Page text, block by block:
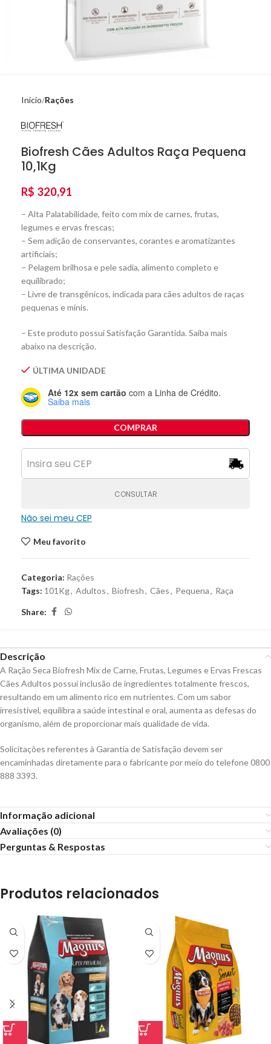
Início Rações
Biofresh Cães Adultos Raça Pequena
10,1Kg
R$ 320,91
– Alta Palatabilidade, feito com mix de carnes, frutas,
legumes e ervas frescas;
– Sem adição de conservantes, corantes e aromatizantes
artificiais;
– Pelagem brilhosa e pele sadia, alimento completo e
equilibrado;
– Livre de transgênicos, indicada para cães adultos de raças
pequenas e minis.
– Este produto possui Satisfação Garantida. Saiba mais
abaixo na descrição.
ÚLTIMA UNIDADE
Até 12x sem cartão com a Linha de Crédito.
Saiba mais
COMPRAR
CONSULTAR
Não sei meu CEP
Meu favorito
Categoria: Rações
Tags: 101Kg, Adultos, Biofresh, Cães, Pequena, Raça
Share:
Descrição
A Ração Seca Biofresh Mix de Carne, Frutas, Legumes e Ervas Frescas
Cães Adultos possui inclusão de ingredientes totalmente frescos,
resultando em um alimento rico em nutrientes. Com um sabor
irresistível, equilibra a saúde intestinal e oral, aumenta as defesas do
organismo, além de proporcionar mais qualidade de vida.
Solicitações referentes à Garantia de Satisfação devem ser
encaminhadas diretamente para o fabricante por meio do telefone 0800
888 3393.
Informação adicional
Avaliações (0)
Perguntas & Respostas
Produtos relacionados